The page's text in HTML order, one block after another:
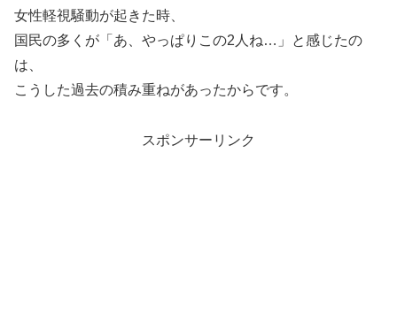
女性軽視騒動が起きた時、
国民の多くが「あ、やっぱりこの2人ね…」と感じたの
は、
こうした過去の積み重ねがあったからです。
スポンサーリンク